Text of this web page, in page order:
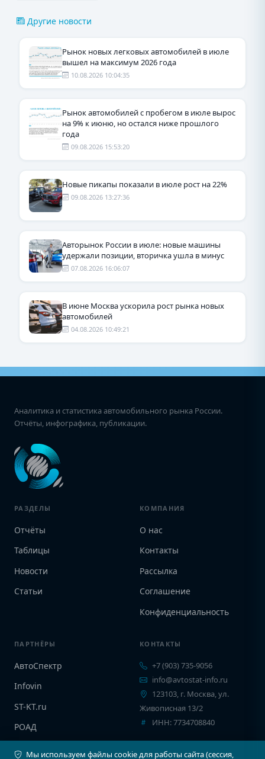
Другие новости
Рынок новых легковых автомобилей в июле
вышел на максимум 2026 года
10.08.2026 10:04:35
Рынок автомобилей с пробегом в июле вырос
на 9% к июню, но остался ниже прошлого
года
09.08.2026 15:53:20
Новые пикапы показали в июле рост на 22%
09.08.2026 13:27:36
Авторынок России в июле: новые машины
удержали позиции, вторичка ушла в минус
07.08.2026 16:06:07
В июне Москва ускорила рост рынка новых
автомобилей
04.08.2026 10:49:21
Аналитика и статистика автомобильного рынка России.
Отчёты, инфографика, публикации.
РАЗДЕЛЫ
Отчёты
Таблицы
Новости
Статьи
КОМПАНИЯ
О нас
Контакты
Рассылка
Соглашение
Конфиденциальность
ПАРТНЁРЫ
АвтоСпектр
Infovin
ST-KT.ru
РОАД
КОНТАКТЫ
+7 (903) 735-9056
info@avtostat-info.ru
123103, г. Москва, ул.
Живописная 13/2
ИНН: 7734708840
Мы используем файлы cookie для работы сайта (сессия,